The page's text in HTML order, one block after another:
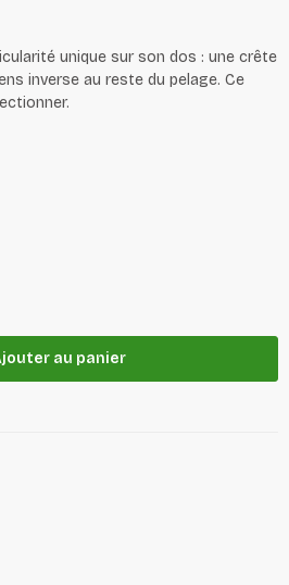
unique sur son dos : une crête
inverse au reste du pelage. Ce
au panier